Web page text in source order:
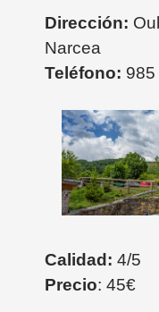
Dirección:
Narcea
Teléfono: 985
Calidad: 4/5
Precio: 45€